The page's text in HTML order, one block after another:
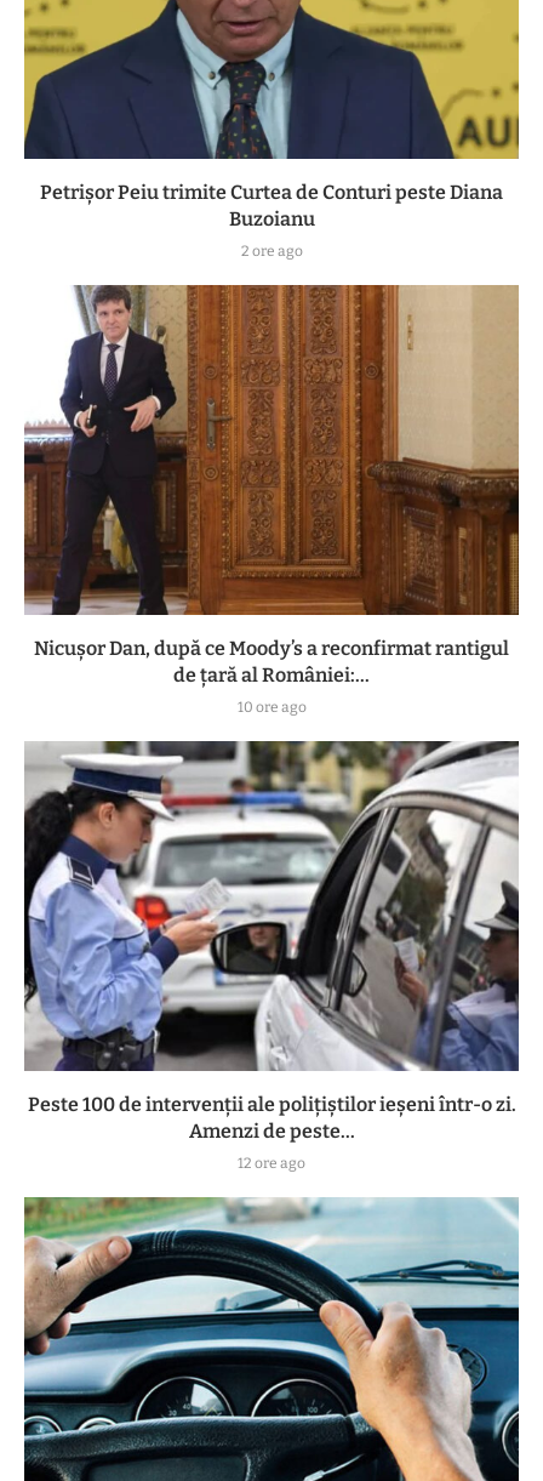
Petrișor Peiu trimite Curtea de Conturi peste Diana
Buzoianu
2 ore ago
Nicușor Dan, după ce Moody’s a reconfirmat rantigul
de țară al României:...
10 ore ago
Peste 100 de intervenții ale polițiștilor ieșeni într-o zi.
Amenzi de peste...
12 ore ago